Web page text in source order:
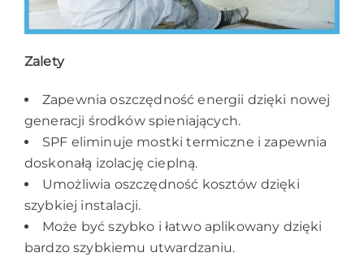
Zalety
Zapewnia oszczędność energii dzięki nowej
generacji środków spieniających.
SPF eliminuje mostki termiczne i zapewnia
doskonałą izolację cieplną.
Umożliwia oszczędność kosztów dzięki
szybkiej instalacji.
Może być szybko i łatwo aplikowany dzięki
bardzo szybkiemu utwardzaniu.